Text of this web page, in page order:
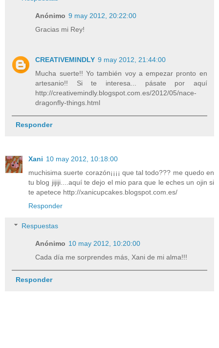
Anónimo 9 may 2012, 20:22:00
Gracias mi Rey!
CREATIVEMINDLY 9 may 2012, 21:44:00
Mucha suerte!! Yo también voy a empezar pronto en
artesanio!! Si te interesa... pásate por aquí
http://creativemindly.blogspot.com.es/2012/05/nace-
dragonfly-things.html
Responder
Xani 10 may 2012, 10:18:00
muchisima suerte corazón¡¡¡¡ que tal todo??? me quedo en
tu blog jijiji....aquí te dejo el mio para que le eches un ojin si
te apetece http://xanicupcakes.blogspot.com.es/
Responder
Respuestas
Anónimo 10 may 2012, 10:20:00
Cada día me sorprendes más, Xani de mi alma!!!
Responder